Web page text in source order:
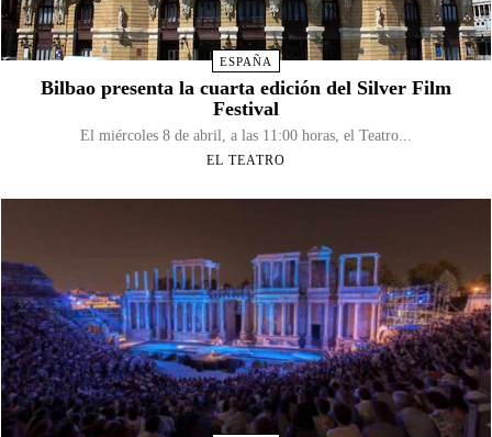
ESPAÑA
Bilbao presenta la cuarta edición del Silver Film
Festival
El miércoles 8 de abril, a las 11:00 horas, el Teatro...
EL TEATRO